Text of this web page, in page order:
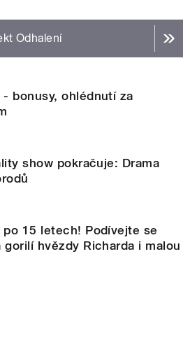
Odhalení
- bonusy, ohlédnutí za
show pokračuje: Drama
po 15 letech! Podívejte se
gorilí hvězdy Richarda i malou